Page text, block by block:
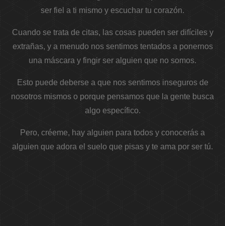
ser fiel a ti mismo y escuchar tu corazón.
Cuando se trata de citas, las cosas pueden ser difíciles y
extrañas, y a menudo nos sentimos tentados a ponernos
una máscara y fingir ser alguien que no somos.
Esto puede deberse a que nos sentimos inseguros de
nosotros mismos o porque pensamos que la gente busca
algo específico.
Pero, créeme, hay alguien para todos y conocerás a
alguien que adora el suelo que pisas y te ama por ser tú.